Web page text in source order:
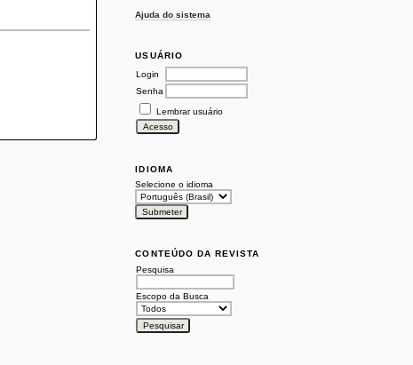
Ajuda do sistema
USUÁRIO
Login
Senha
Lembrar usuário
IDIOMA
Selecione o idioma
CONTEÚDO DA REVISTA
Pesquisa
Escopo da Busca